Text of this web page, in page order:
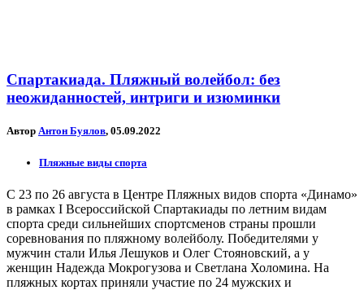
Спартакиада. Пляжный волейбол: без
неожиданностей, интриги и изюминки
Автор Антон Буялов, 05.09.2022
Пляжные виды спорта
С 23 по 26 августа в Центре Пляжных видов спорта «Динамо»
в рамках I Всероссийской Спартакиады по летним видам
спорта среди сильнейших спортсменов страны прошли
соревнования по пляжному волейболу. Победителями у
мужчин стали Илья Лешуков и Олег Стояновский, а у
женщин Надежда Мокрогузова и Светлана Холомина. На
пляжных кортах приняли участие по 24 мужских и